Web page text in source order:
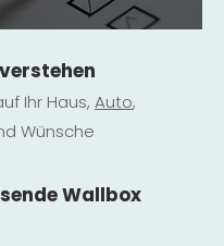
Ihr Haus, Auto,
Wünsche
Wallbox